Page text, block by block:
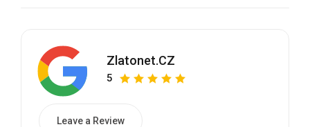
Zlatonet.CZ
5
Leave a Review